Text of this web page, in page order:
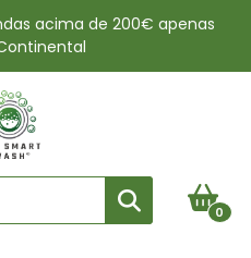
acima de 200€ apenas
0